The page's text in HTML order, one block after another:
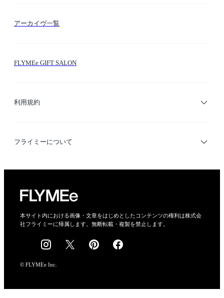
アーカイヴ一覧
FLYMEe GIFT SALON
利用規約
利用規約
フライミーについて
会社概要
採用情報
本サイト内における画像・文章をはじめとしたコンテンツの権利は株式会
社フライミーに帰属します。無断転載・複製を禁止します。
© FLYMEe Inc.